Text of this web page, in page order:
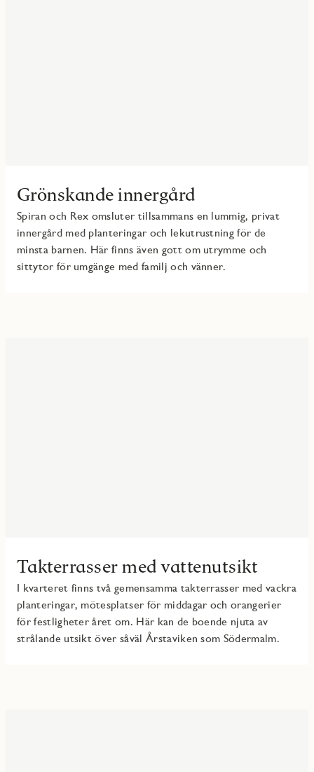
Grönskande innergård
Spiran och Rex omsluter tillsammans en lummig, privat
innergård med planteringar och lekutrustning för de
minsta barnen. Här finns även gott om utrymme och
sittytor för umgänge med familj och vänner.
Takterrasser med vattenutsikt
I kvarteret finns två gemensamma takterrasser med vackra
planteringar, mötesplatser för middagar och orangerier
för festligheter året om. Här kan de boende njuta av
strålande utsikt över såväl Årstaviken som Södermalm.